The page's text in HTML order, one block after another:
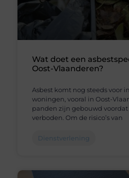
Wat doet een
Oost-Vlaanderen?
Asbest komt nog steeds voor
woningen, vooral in Oost-
panden zijn gebouwd voordat
verboden. Om de risico’s van
Dienstverlening